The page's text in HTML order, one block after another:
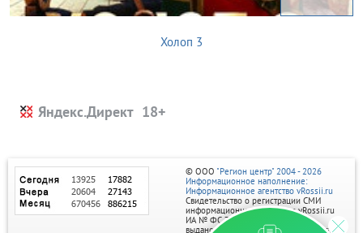
Холоп 3
Яндекс.Директ
© ООО "Регион центр" 2004 - 2026
Информационное наполнение:
Информационное агентство vRossii.ru
Свидетельство о регистрации СМИ
информационного агентства vRossii.ru
ИА № ФС 77‑35502
выдано РОСКОМНАДЗОРом 04 марта